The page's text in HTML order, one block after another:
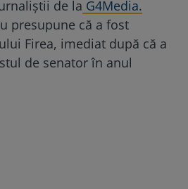
de la G4Media.
presupune că a fost
Firea, imediat după că a
de senator în anul